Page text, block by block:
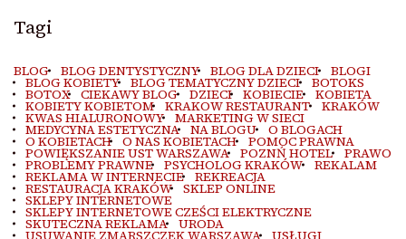
Tagi
BLOG BLOG DENTYSTYCZNY BLOG DLA DZIECI BLOGI
BLOG KOBIETY BLOG TEMATYCZNY DZIECI BOTOKS
BOTOX CIEKAWY BLOG DZIECI KOBIECIE KOBIETA
KOBIETY KOBIETOM KRAKOW RESTAURANT KRAKÓW
KWAS HIALURONOWY MARKETING W SIECI
MEDYCYNA ESTETYCZNA NA BLOGU O BLOGACH
O KOBIETACH O NAS KOBIETACH POMOC PRAWNA
POWIĘKSZANIE UST WARSZAWA POZNŃ HOTEL PRAWO
PROBLEMY PRAWNE PSYCHOLOG KRAKÓW REKALAM
REKLAMA W INTERNECIE REKREACJA
RESTAURACJA KRAKÓW SKLEP ONLINE
SKLEPY INTERNETOWE
SKLEPY INTERNETOWE CZEŚCI ELEKTRYCZNE
SKUTECZNA REKLAMA URODA